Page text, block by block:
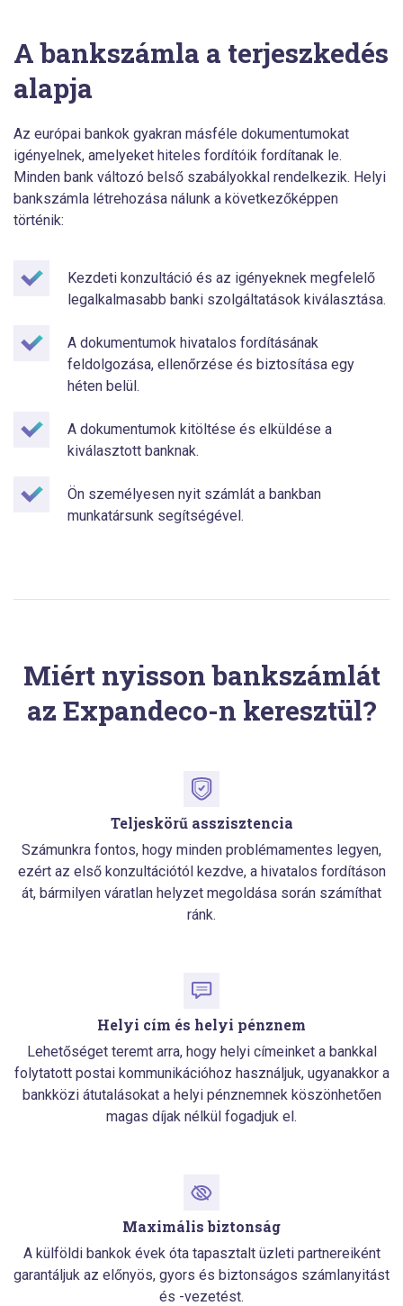
A bankszámla a terjeszkedés
alapja
Az európai bankok gyakran másféle dokumentumokat
igényelnek, amelyeket hiteles fordítóik fordítanak le.
Minden bank változó belső szabályokkal rendelkezik. Helyi
bankszámla létrehozása nálunk a következőképpen
történik:
Kezdeti konzultáció és az igényeknek megfelelő
legalkalmasabb banki szolgáltatások kiválasztása.
A dokumentumok hivatalos fordításának
feldolgozása, ellenőrzése és biztosítása egy
héten belül.
A dokumentumok kitöltése és elküldése a
kiválasztott banknak.
Ön személyesen nyit számlát a bankban
munkatársunk segítségével.
Miért nyisson bankszámlát
az Expandeco-n keresztül?
Teljeskörű asszisztencia
Számunkra fontos, hogy minden problémamentes legyen,
ezért az első konzultációtól kezdve, a hivatalos fordításon
át, bármilyen váratlan helyzet megoldása során számíthat
ránk.
Helyi cím és helyi pénznem
Lehetőséget teremt arra, hogy helyi címeinket a bankkal
folytatott postai kommunikációhoz használjuk, ugyanakkor a
bankközi átutalásokat a helyi pénznemnek köszönhetően
magas díjak nélkül fogadjuk el.
Maximális biztonság
A külföldi bankok évek óta tapasztalt üzleti partnereiként
garantáljuk az előnyös, gyors és biztonságos számlanyitást
és -vezetést.